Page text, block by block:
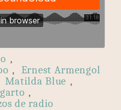
,
,
Ernest Armengol
Matilda Blue ,
,
de radio